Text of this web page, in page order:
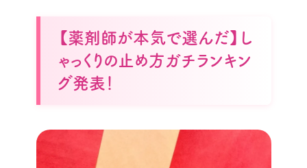
【薬剤師が本気で選んだ】し
ゃっくりの止め方ガチランキン
グ発表！